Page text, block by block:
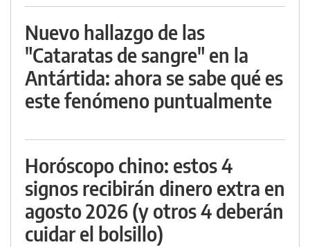
Nuevo hallazgo de las
"Cataratas de sangre" en la
Antártida: ahora se sabe qué es
este fenómeno puntualmente
Horóscopo chino: estos 4
signos recibirán dinero extra en
agosto 2026 (y otros 4 deberán
cuidar el bolsillo)